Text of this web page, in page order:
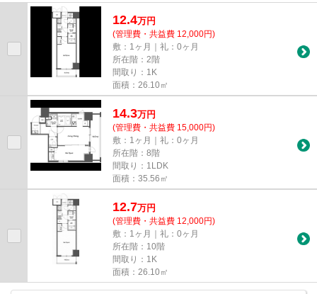
ことができるマンションです。...
12.4万円
(管理費・共益費 12,000円)
敷：1ヶ月｜礼：0ヶ月
所在階：2階
間取り：1K
面積：26.10㎡
14.3万円
(管理費・共益費 15,000円)
敷：1ヶ月｜礼：0ヶ月
所在階：8階
間取り：1LDK
面積：35.56㎡
12.7万円
(管理費・共益費 12,000円)
敷：1ヶ月｜礼：0ヶ月
所在階：10階
間取り：1K
面積：26.10㎡